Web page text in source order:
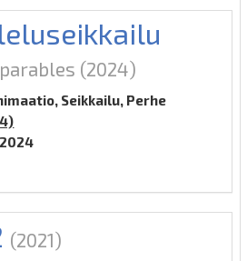
(2024)
Seikkailu, Perhe
(2021)